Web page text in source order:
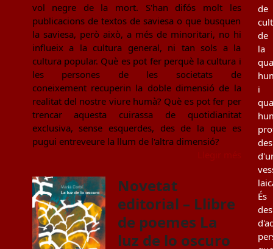
vol negre de la mort. S'han difós molt les
publicacions de textos de saviesa o que busquen
la saviesa, però això, a més de minoritari, no hi
influeix a la cultura general, ni tan sols a la
cultura popular. Què es pot fer perquè la cultura i
les persones de les societats de
coneixement recuperin la doble dimensió de la
realitat del nostre viure humà? Què es pot fer per
trencar aquesta cuirassa de quotidianitat
exclusiva, sense esquerdes, des de la que es
pugui entreveure la llum de l'altra dimensió?
Novetat
editorial – Llibre
de poemes La
luz de lo oscuro
de
de
la
i
des
És
des